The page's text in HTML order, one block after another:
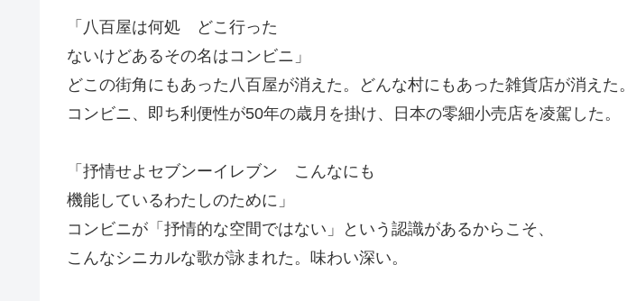
「八百屋は何処 どこ行った
ないけどあるその名はコンビニ」
どこの街角にもあった八百屋が消えた。どんな村にもあった雑貨店が消えた。
コンビニ、即ち利便性が50年の歳月を掛け、日本の零細小売店を凌駕した。
「抒情せよセブンーイレブン こんなにも
機能しているわたしのために」
コンビニが「抒情的な空間ではない」という認識があるからこそ、
こんなシニカルな歌が詠まれた。味わい深い。